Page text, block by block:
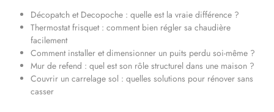
Décopatch et Decopoche : quelle est la vraie différence ?
Thermostat frisquet : comment bien régler sa chaudière
facilement
Comment installer et dimensionner un puits perdu soi-même ?
Mur de refend : quel est son rôle structurel dans une maison ?
Couvrir un carrelage sol : quelles solutions pour rénover sans
casser